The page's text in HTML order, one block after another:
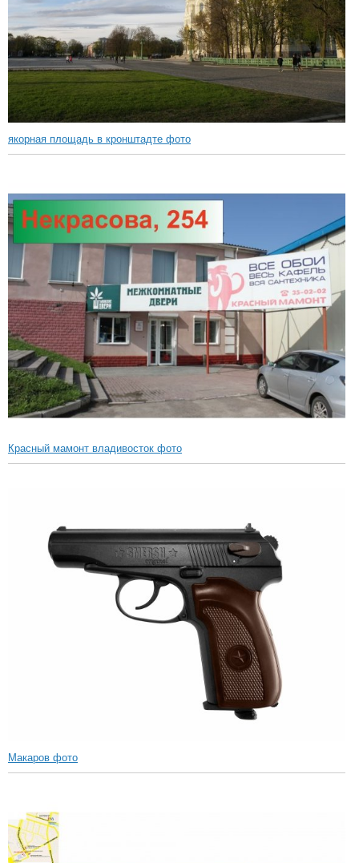
якорная площадь в кронштадте фото
Красный мамонт владивосток фото
Макаров фото